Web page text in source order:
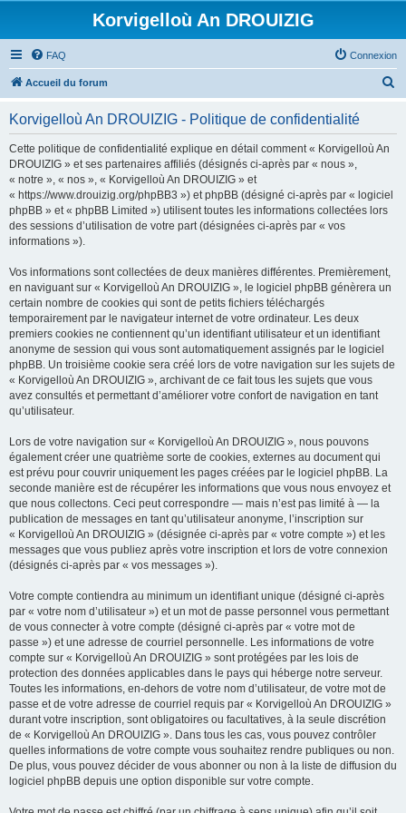
Korvigelloù An DROUIZIG
FAQ Connexion
Accueil du forum
Korvigelloù An DROUIZIG - Politique de confidentialité
Cette politique de confidentialité explique en détail comment « Korvigelloù An
DROUIZIG » et ses partenaires affiliés (désignés ci-après par « nous »,
« notre », « nos », « Korvigelloù An DROUIZIG » et
« https://www.drouizig.org/phpBB3 ») et phpBB (désigné ci-après par « logiciel
phpBB » et « phpBB Limited ») utilisent toutes les informations collectées lors
des sessions d’utilisation de votre part (désignées ci-après par « vos
informations »).
Vos informations sont collectées de deux manières différentes. Premièrement,
en naviguant sur « Korvigelloù An DROUIZIG », le logiciel phpBB génèrera un
certain nombre de cookies qui sont de petits fichiers téléchargés
temporairement par le navigateur internet de votre ordinateur. Les deux
premiers cookies ne contiennent qu’un identifiant utilisateur et un identifiant
anonyme de session qui vous sont automatiquement assignés par le logiciel
phpBB. Un troisième cookie sera créé lors de votre navigation sur les sujets de
« Korvigelloù An DROUIZIG », archivant de ce fait tous les sujets que vous
avez consultés et permettant d’améliorer votre confort de navigation en tant
qu’utilisateur.
Lors de votre navigation sur « Korvigelloù An DROUIZIG », nous pouvons
également créer une quatrième sorte de cookies, externes au document qui
est prévu pour couvrir uniquement les pages créées par le logiciel phpBB. La
seconde manière est de récupérer les informations que vous nous envoyez et
que nous collectons. Ceci peut correspondre — mais n’est pas limité à — la
publication de messages en tant qu’utilisateur anonyme, l’inscription sur
« Korvigelloù An DROUIZIG » (désignée ci-après par « votre compte ») et les
messages que vous publiez après votre inscription et lors de votre connexion
(désignés ci-après par « vos messages »).
Votre compte contiendra au minimum un identifiant unique (désigné ci-après
par « votre nom d’utilisateur ») et un mot de passe personnel vous permettant
de vous connecter à votre compte (désigné ci-après par « votre mot de
passe ») et une adresse de courriel personnelle. Les informations de votre
compte sur « Korvigelloù An DROUIZIG » sont protégées par les lois de
protection des données applicables dans le pays qui héberge notre serveur.
Toutes les informations, en-dehors de votre nom d’utilisateur, de votre mot de
passe et de votre adresse de courriel requis par « Korvigelloù An DROUIZIG »
durant votre inscription, sont obligatoires ou facultatives, à la seule discrétion
de « Korvigelloù An DROUIZIG ». Dans tous les cas, vous pouvez contrôler
quelles informations de votre compte vous souhaitez rendre publiques ou non.
De plus, vous pouvez décider de vous abonner ou non à la liste de diffusion du
logiciel phpBB depuis une option disponible sur votre compte.